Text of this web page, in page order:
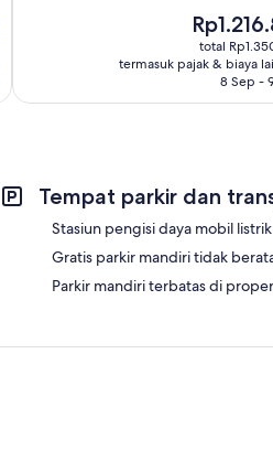
Harga
sekarang
Rp1.216.817
total
termasuk pajak & biaya
8 Sep -
Tempat parkir dan
Stasiun pengisi daya mobil
Gratis parkir mandiri tidak
Parkir mandiri terbatas di